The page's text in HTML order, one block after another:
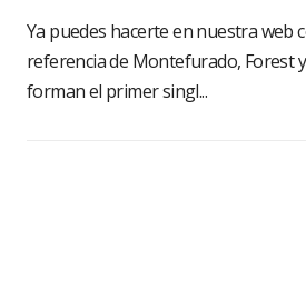
Ya puedes hacerte en nuestra web
referencia de Montefurado, Forest
forman el primer singl...